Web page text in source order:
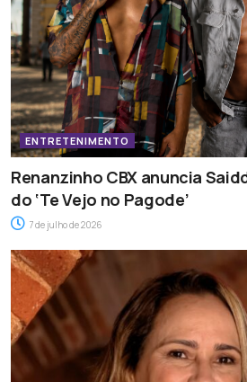
ENTRETENIMENTO
Renanzinho CBX anuncia
do ‘Te Vejo no Pagode’
7 de julho de 2026